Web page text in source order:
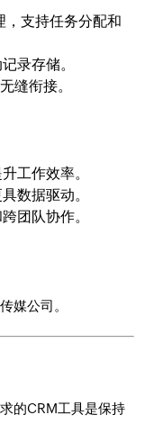
，支持任务分配和
录存储。
缝衔接。
升工作效率。
数据驱动。
团队协作。
媒公司。
的CRM工具是保持